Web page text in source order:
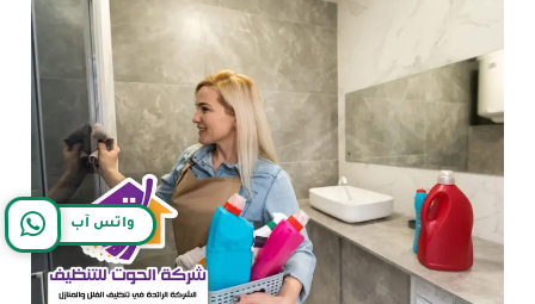
واتس آب